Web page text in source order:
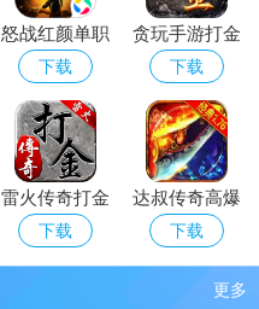
怒战红颜单职
业攻速版传奇
手游
下载
贪玩手游打金
神器之怒火一
刀官方下载
2026最新版本
下载
雷火传奇打金
版
下载
达叔传奇高爆
率版
下载
更多